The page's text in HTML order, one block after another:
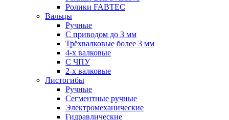
Ролики FABTEC
Вальцы
Ручные
С приводом до 3 мм
Трёхвалковые более 3 мм
4-х валковые
С ЧПУ
2-х валковые
Листогибы
Ручные
Сегментные ручные
Электромеханические
Гидравлические